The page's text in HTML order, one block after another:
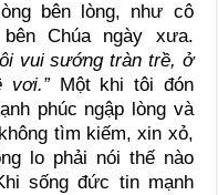
bên lòng, như cô
bên Chúa ngày xưa.
vui sướng tràn trề, ở
vơi.” Một khi tôi đón
phúc ngập lòng và
tìm kiếm, xin xỏ,
lo phải nói thế nào
sống đức tin mạnh